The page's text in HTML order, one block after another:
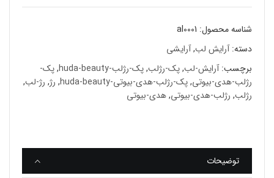
شناسه محصول: al0001
دسته:آرایش لب,آرایشی
برچسب:آرایش-لب,پک-رژلب,پک-رژلب-huda-beauty ,پک-
رژلب-هدى-بيوتى,پک-رژلب-هدى-بيوتى-huda-beauty , رژ, رژ-لب,
رژلب, رژلب-هدى-بيوتى,هدی-بیوتی
توضیحات